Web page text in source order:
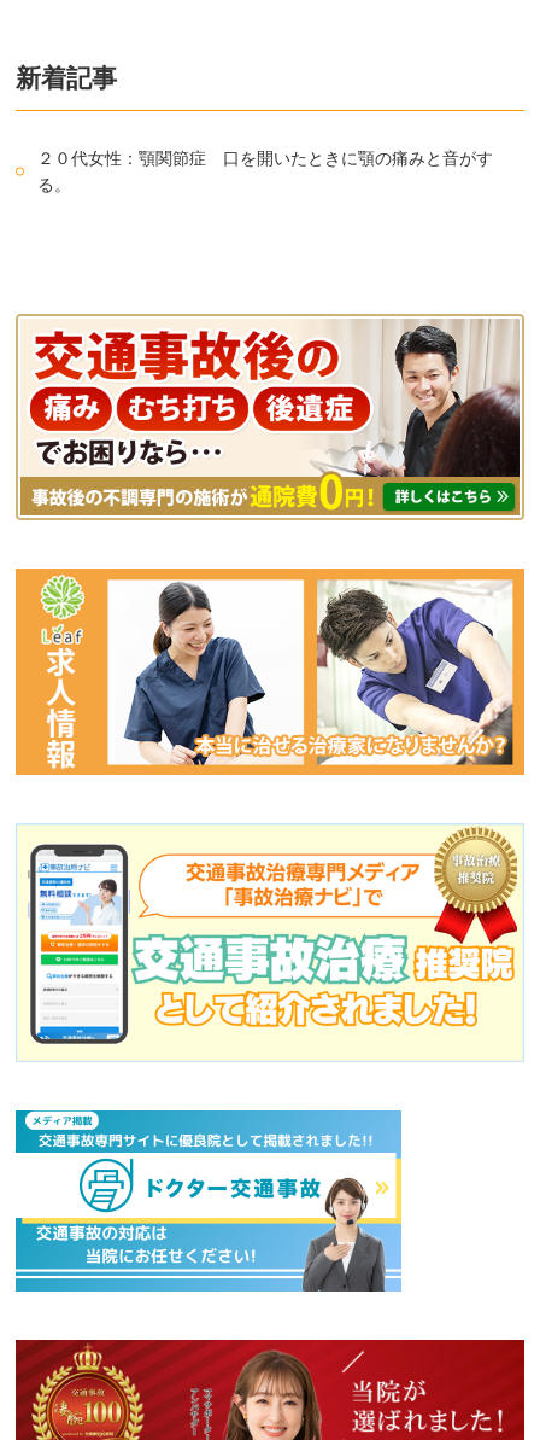
新着記事
２０代女性：顎関節症 口を開いたときに顎の痛みと音がす
る。